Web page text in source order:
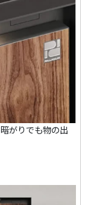
がりでも物の出